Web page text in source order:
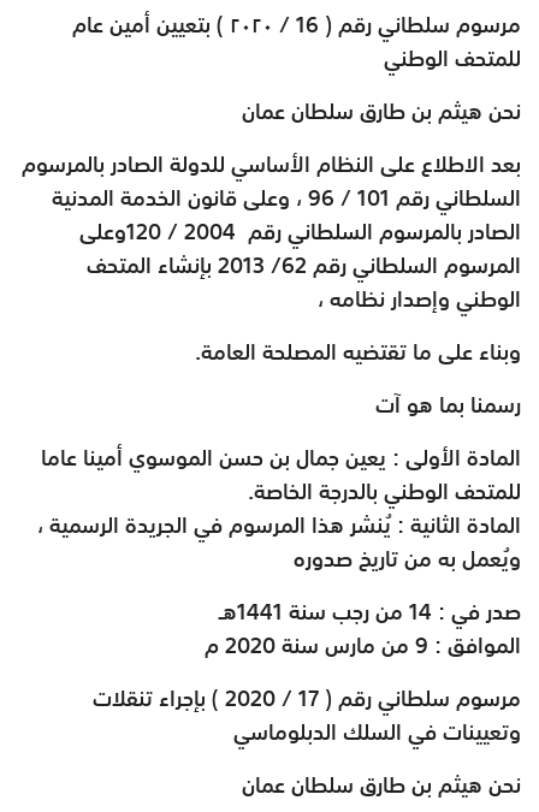
مرسوم سلطاني رقم ( 16 / ۲۰۲۰ ) بتعيين أمين عام
للمتحف الوطني
نحن هيثم بن طارق سلطان عمان
بعد الاطلاع على النظام الأساسي للدولة الصادر بالمرسوم
السلطاني رقم 101 / 96 ، وعلى قانون الخدمة المدنية
الصادر بالمرسوم السلطاني رقم 120 / 2004وعلى
المرسوم السلطاني رقم 62/ 2013 بإنشاء المتحف
الوطني وإصدار نظامه ،
وبناء على ما تقتضيه المصلحة العامة.
رسمنا بما هو آت
المادة الأولى : يعين جمال بن حسن الموسوي أمينا عاما
للمتحف الوطني بالدرجة الخاصة.
المادة الثانية : يُنشر هذا المرسوم في الجريدة الرسمية ،
ويُعمل به من تاريخ صدوره
صدر في : 14 من رجب سنة 1441هـ
الموافق : 9 من مارس سنة 2020 م
مرسوم سلطاني رقم ( 17 / 2020
(بإجراء تنقلات
وتعيينات في السلك الدبلوماسي
نحن هيثم بن طارق سلطان عمان